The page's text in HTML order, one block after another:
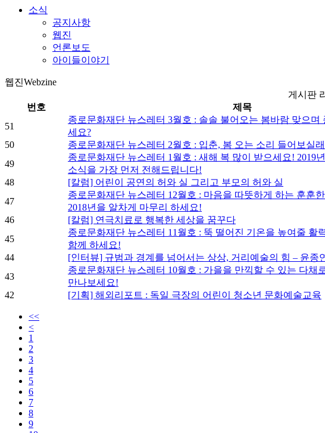
소식
공지사항
웹진
언론보도
아이들이야기
웹진Webzine
게시판
번호
제목
51
종로문화재단 뉴스레터 3월호 : 솔솔 불어오는 봄바람 맞으며
세요?
50
종로문화재단 뉴스레터 2월호 : 입춘, 봄 오는 소리 들어보실
49
종로문화재단 뉴스레터 1월호 : 새해 복 많이 받으세요! 2019
소식을 가장 먼저 전해드립니다!
48
[칼럼] 어린이 공연의 허와 실 그리고 부모의 허와 실
47
종로문화재단 뉴스레터 12월호 : 마음을 따뜻하게 하는 훈훈
2018년을 알차게 마무리 하세요!
46
[칼럼] 연극치료로 행복한 세상을 꿈꾸다
45
종로문화재단 뉴스레터 11월호 : 뚝 떨어진 기온을 높여줄 활
함께 하세요!
44
[인터뷰] 규범과 경계를 넘어서는 상상, 거리예술의 힘 – 윤종
43
종로문화재단 뉴스레터 10월호 : 가을을 만끽할 수 있는 다채
만나보세요!
42
[기획] 해외리포트 : 독일 극장의 어린이 청소년 문화예술교육
<<
<
1
2
3
4
5
6
7
8
9